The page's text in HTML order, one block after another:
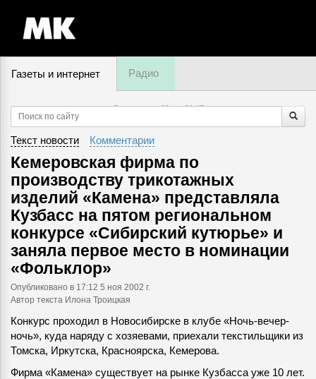
Газеты и интернет Радио
8 августа, суббота,21:47
Текст новости Комментарии
Кемеровская фирма по
производству трикотажных
изделий «Камена» представляла
Кузбасс на пятом региональном
конкурсе «Сибирский кутюрье» и
заняла первое место в номинации
«Фольклор»
Опубликовано в 17:12 5 ноя 2002 г.
Автор текста Илона Троицкая
Конкурс проходил в Новосибирске в клубе «Ночь-вечер-
ночь», куда наряду с хозяевами, приехали текстильщики из
Томска, Иркутска, Красноярска, Кемерова.
Фирма «Камена» существует на рынке Кузбасса уже 10 лет.